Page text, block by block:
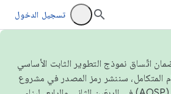
تسجيل الدخول
من عام 2026، ولضمان اتّساق نموذج التطوير الثابت الأساسي
المتكامل، سننشر رمز المصدر في مشروع